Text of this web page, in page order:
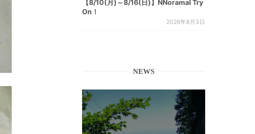
【8/10(月)～8/16(日)】NNoramal Try
On！
2026年8月3日
NEWS